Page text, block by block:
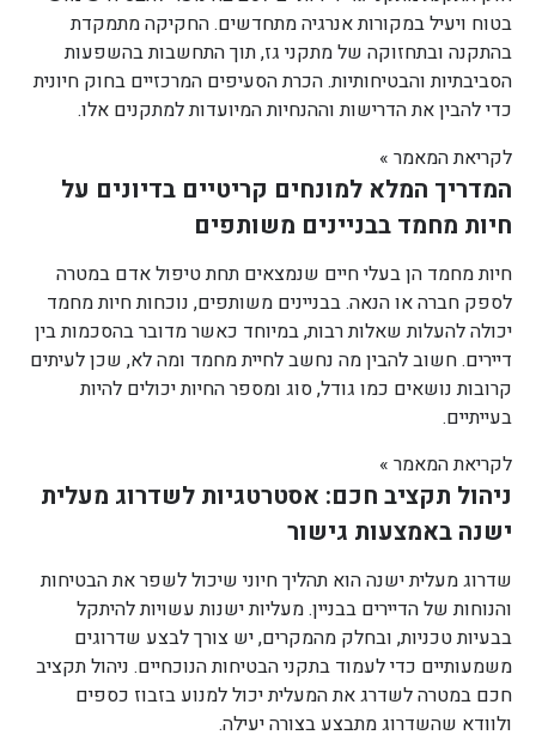
בטוח ויעיל במקורות אנרגיה מתחדשים. החקיקה מתמקדת
בהתקנה ובתחזוקה של מתקני גז, תוך התחשבות בהשפעות
הסביבתיות והבטיחותיות. הכרת הסעיפים המרכזיים בחוק חיונית
כדי להבין את הדרישות וההנחיות המיועדות למתקנים אלו.
לקריאת המאמר »
המדריך המלא למונחים קריטיים בדיונים על
חיות מחמד בבניינים משותפים
חיות מחמד הן בעלי חיים שנמצאים תחת טיפול אדם במטרה
לספק חברה או הנאה. בבניינים משותפים, נוכחות חיות מחמד
יכולה להעלות שאלות רבות, במיוחד כאשר מדובר בהסכמות בין
דיירים. חשוב להבין מה נחשב לחיית מחמד ומה לא, שכן לעיתים
קרובות נושאים כמו גודל, סוג ומספר החיות יכולים להיות
בעייתיים.
לקריאת המאמר »
ניהול תקציב חכם: אסטרטגיות לשדרוג מעלית
ישנה באמצעות גישור
שדרוג מעלית ישנה הוא תהליך חיוני שיכול לשפר את הבטיחות
והנוחות של הדיירים בבניין. מעליות ישנות עשויות להיתקל
בבעיות טכניות, ובחלק מהמקרים, יש צורך לבצע שדרוגים
משמעותיים כדי לעמוד בתקני הבטיחות הנוכחיים. ניהול תקציב
חכם במטרה לשדרג את המעלית יכול למנוע בזבוז כספים
ולוודא שהשדרוג מתבצע בצורה יעילה.